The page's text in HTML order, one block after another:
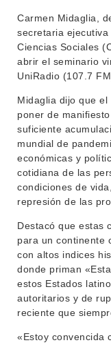
Carmen Midaglia,
secretaria
Ciencias Sociales
abrir el seminario
UniRadio (107.7
Midaglia dijo que
poner de
suficiente
mundial de
económicas y
cotidiana de las
condiciones de
represión de las
Destacó que estas
para un continente
con altos indices
donde priman
estos Estados
autoritarios y de
reciente que
«Estoy convencida